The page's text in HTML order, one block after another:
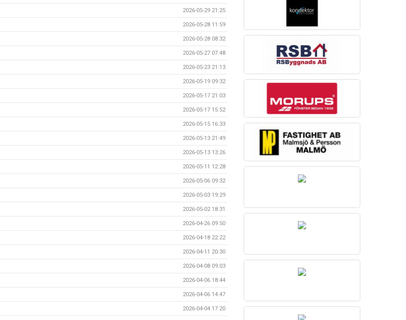
2026-05-29 21:25
2026-05-28 11:59
2026-05-28 08:32
2026-05-27 07:48
2026-05-23 21:13
2026-05-19 09:32
2026-05-17 21:03
2026-05-17 15:52
2026-05-15 16:33
2026-05-13 21:49
2026-05-13 13:26
2026-05-11 12:28
2026-05-06 09:32
2026-05-03 19:29
2026-05-02 18:31
2026-04-26 09:50
2026-04-18 22:22
2026-04-11 20:30
2026-04-08 09:03
2026-04-06 18:44
2026-04-06 14:47
2026-04-04 17:20